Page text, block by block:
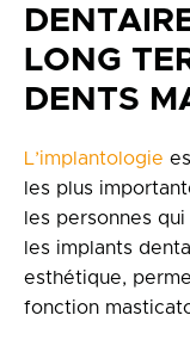
LONG
DENTS
L’implantologie
les plus
les personnes
les implants
esthétique,
fonction